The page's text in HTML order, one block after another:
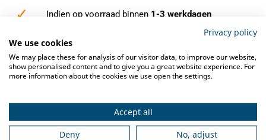
✓ Indien op voorraad binnen 1-3 werkdagen
✓ Gratis verzending
✓ Deskundig adviesvan grootkeukenspecialisten
ondersteuning
Privacy policy
We use cookies
We may place these for analysis of our visitor data, to improve our website,
show personalised content and to give you a great website experience. For
more information about the cookies we use open the settings.
Accept all
Deny
No, adjust